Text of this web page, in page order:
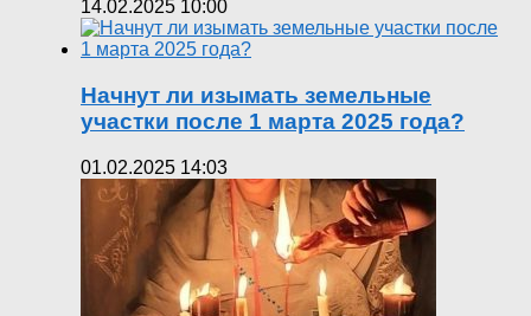
14.02.2025 10:00
Начнут ли изымать земельные
участки после 1 марта 2025 года?
01.02.2025 14:03